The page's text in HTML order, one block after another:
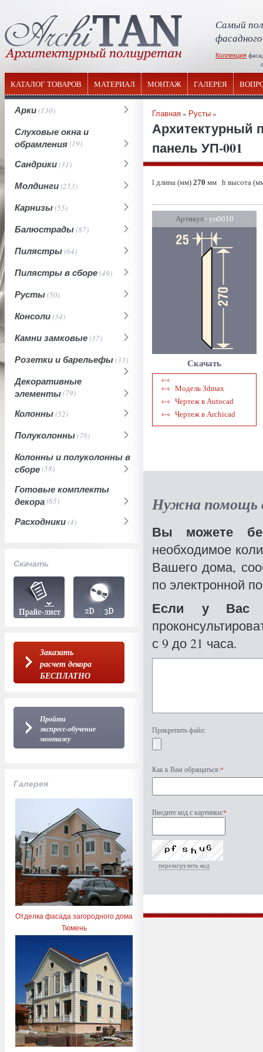
Самый
Коллекция
КАТАЛОГ ТОВАРОВ МАТЕРИАЛ МОНТАЖ ГАЛЕРЕЯ
Арки(130)
Слуховые окна и
обрамления(19)
Сандрики(31)
Молдинги(253)
Карнизы(55)
Балюстрады(87)
Пилястры(64)
Пилястры в сборе(49)
Русты(50)
Консоли(34)
Камни замковые(37)
Розетки и барельефы(33)
Декоративные
элементы(79)
Колонны(52)
Полуколонны(78)
Колонны и полуколонны в
сборе(58)
Готовые комплекты
декора(65)
Расходники(4)
Скачать
Заказать
расчет декора
БЕСПЛАТНО
Пройти
экспресс-обучение
монтажу
Галерея
Отделка фасада загородного дома
Тюмень
Главная» Русты»
Архитектурный
панель УП-001
l длина (мм) 270 мм h высота
Артикул- уп0010
Скачать
Модель 3dmax
Чертеж в Autocad
Чертеж в Archicad
Нужна помощь
Вы можете
необходимое
Вашего дома,
по электронной
Если у Вас
с 9 до 21 часа.
Прикрепить файл:
Как к Вам обращаться:*
Введите код с картинки:*
перезагрузить код